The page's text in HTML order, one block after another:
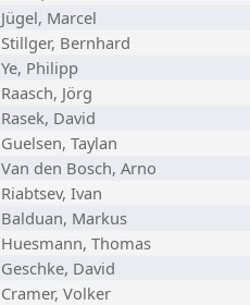
Jügel, Marcel
Stillger, Bernhard
Ye, Philipp
Raasch, Jörg
Rasek, David
Guelsen, Taylan
Van den Bosch, Arno
Riabtsev, Ivan
Balduan, Markus
Huesmann, Thomas
Geschke, David
Cramer, Volker